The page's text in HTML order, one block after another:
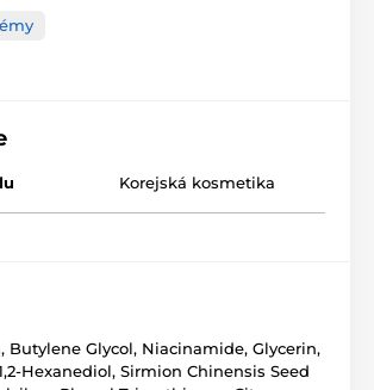
Korejská kosmetika
Butylene Glycol, Niacinamide, Glycerin,
Hexanediol, Sirmion Chinensis Seed